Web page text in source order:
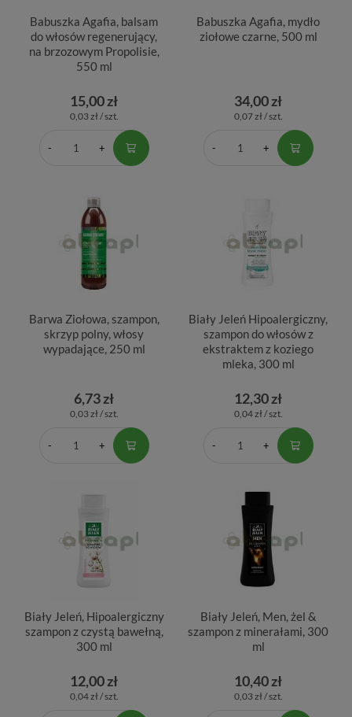
Babuszka Agafia, balsam
do włosów regenerujący,
na brzozowym Propolisie,
550 ml
15,00 zł
0,03 zł / szt.
Babuszka Agafia, mydło
ziołowe czarne, 500 ml
34,00 zł
0,07 zł / szt.
Barwa Ziołowa, szampon,
skrzyp polny, włosy
wypadające, 250 ml
6,73 zł
0,03 zł / szt.
Biały Jeleń Hipoalergiczny,
szampon do włosów z
ekstraktem z koziego
mleka, 300 ml
12,30 zł
0,04 zł / szt.
Biały Jeleń, Hipoalergiczny
szampon z czystą bawełną,
300 ml
12,00 zł
0,04 zł / szt.
Biały Jeleń, Men, żel &
szampon z minerałami, 300
ml
10,40 zł
0,03 zł / szt.